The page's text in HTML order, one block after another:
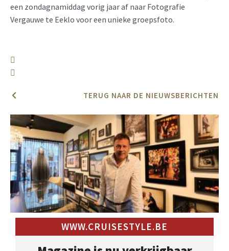
een zondagnamiddag vorig jaar af naar Fotografie
Vergauwe te Eeklo voor een unieke groepsfoto.
TERUG NAAR DE NIEUWSBERICHTEN
WWW.CRUISESTYLE.BE